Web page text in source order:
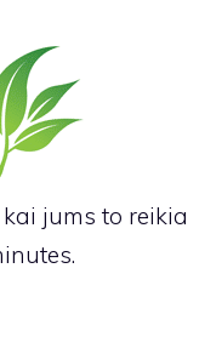
jums to reikia